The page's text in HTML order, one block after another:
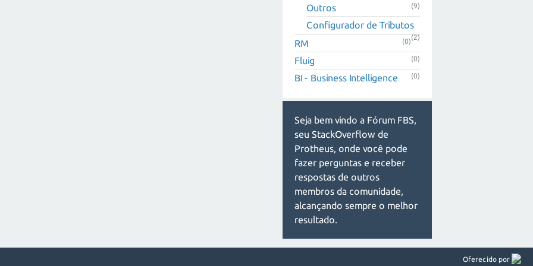
Outros (9)
Configurador de Tributos
(2)
RM (0)
Fluig (0)
BI - Business Intelligence (0)
Seja bem vindo a Fórum FBS,
seu StackOverflow de
Protheus, onde você pode
fazer perguntas e receber
respostas de outros
membros da comunidade,
alcançando sempre o melhor
resultado.
Oferecido por